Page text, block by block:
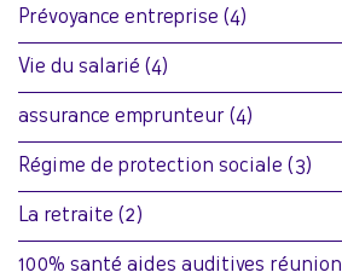
Prévoyance entreprise (4)
Vie du salarié (4)
assurance emprunteur (4)
Régime de protection sociale (3)
La retraite (2)
100% santé aides auditives réunion